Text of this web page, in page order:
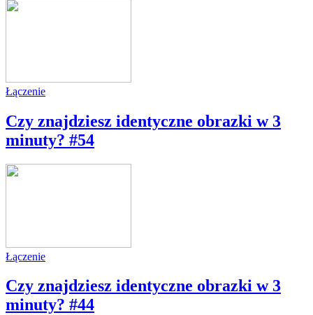
Łączenie
Czy znajdziesz identyczne obrazki w 3
minuty? #54
Łączenie
Czy znajdziesz identyczne obrazki w 3
minuty? #44